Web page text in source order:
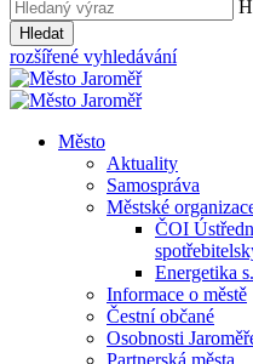
Hledat
rozšířené vyhledávání
Město
Aktuality
Samospráva
Městské
ČOI
Energetika
Informace o městě
Čestní občané
Osobnosti
Partnerská města